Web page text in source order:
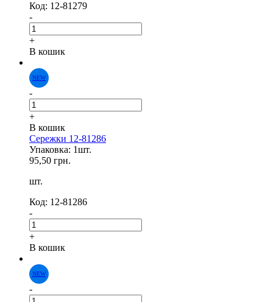
Код: 12-81279
-
+
В кошик
-
+
В кошик
Сережки 12-81286
Упаковка: 1шт.
95,50 грн.
шт.
Код: 12-81286
-
+
В кошик
-